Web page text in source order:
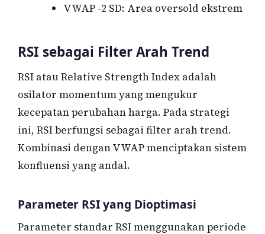
VWAP -2 SD: Area oversold ekstrem
RSI sebagai Filter Arah Trend
RSI atau Relative Strength Index adalah
osilator momentum yang mengukur
kecepatan perubahan harga. Pada strategi
ini, RSI berfungsi sebagai filter arah trend.
Kombinasi dengan VWAP menciptakan sistem
konfluensi yang andal.
Parameter RSI yang Dioptimasi
Parameter standar RSI menggunakan periode